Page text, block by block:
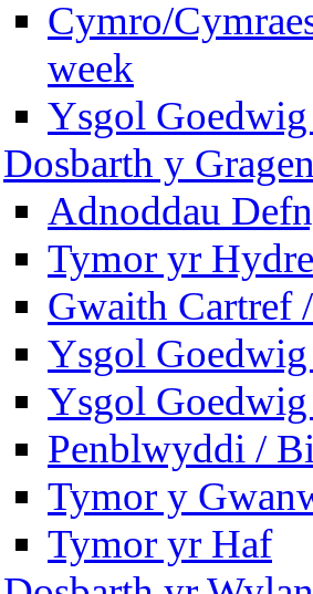
Cymro/
week
Ysgol
Dosbarth y
Adnoddau
Tymor yr
Gwaith Cartref
Ysgol
Ysgol
Penblwyddi /
Tymor y
Tymor yr Haf